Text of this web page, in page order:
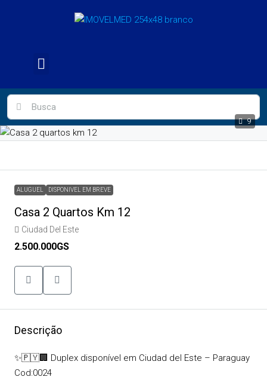
9
ALUGUEL DISPONIVEL EM BREVE
Casa 2 Quartos Km 12
Ciudad Del Este
2.500.000GS
Descrição
✨🇵🇾🏢 Duplex disponível em Ciudad del Este – Paraguay
Cod:0024